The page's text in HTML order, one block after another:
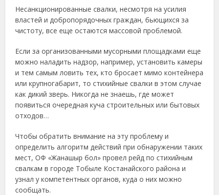
Несанкционированные свалки, несмотря на усилия
властей и добропорядочных граждан, бьющихся за
чистоту, все еще остаются массовой проблемой.
Если за организованными мусорными площадками еще
можно наладить надзор, например, установить камеры
и тем самым ловить тех, кто бросает мимо контейнера
или крупногабарит, то стихийные свалки в этом случае
как дикий зверь. Никогда не знаешь, где может
появиться очередная куча строительных или бытовых
отходов…
Чтобы обратить внимание на эту проблему и
определить алгоритм действий при обнаружении таких
мест, ОФ «Жанашыр бол» провел рейд по стихийным
свалкам в городе Тобыле Костанайского района и
узнал у компетентных органов, куда о них можно
сообщать.